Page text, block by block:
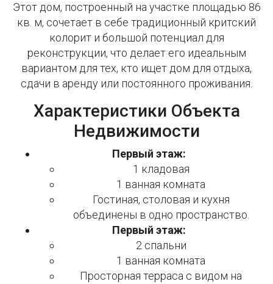
Этот дом, построенный на участке площадью 86
кв. м, сочетает в себе традиционный критский
колорит и большой потенциал для
реконструкции, что делает его идеальным
вариантом для тех, кто ищет дом для отдыха,
сдачи в аренду или постоянного проживания.
Характеристики Объекта
Недвижимости
Первый этаж:
1 кладовая
1 ванная комната
Гостиная, столовая и кухня
объединены в одно пространство.
Первый этаж:
2 спальни
1 ванная комната
Просторная терраса с видом на